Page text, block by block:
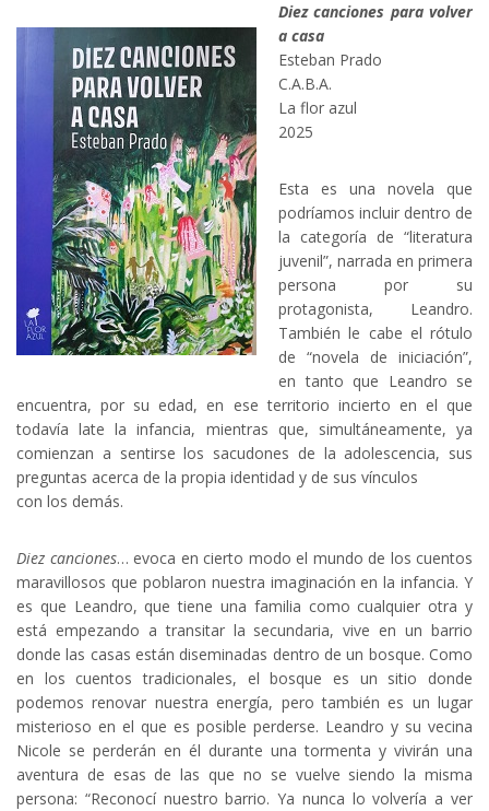
Diez canciones para volver
a casa
Esteban Prado
C.A.B.A.
La flor azul
2025
Esta es una novela que
podríamos incluir dentro de
la categoría de “literatura
juvenil”, narrada en primera
persona por su
protagonista, Leandro.
También le cabe el rótulo
de “novela de iniciación”,
en tanto que Leandro se
encuentra, por su edad, en ese territorio incierto en el que
todavía late la infancia, mientras que, simultáneamente, ya
comienzan a sentirse los sacudones de la adolescencia, sus
preguntas acerca de la propia identidad y de sus vínculos
con los demás.
Diez canciones… evoca en cierto modo el mundo de los cuentos
maravillosos que poblaron nuestra imaginación en la infancia. Y
es que Leandro, que tiene una familia como cualquier otra y
está empezando a transitar la secundaria, vive en un barrio
donde las casas están diseminadas dentro de un bosque. Como
en los cuentos tradicionales, el bosque es un sitio donde
podemos renovar nuestra energía, pero también es un lugar
misterioso en el que es posible perderse. Leandro y su vecina
Nicole se perderán en él durante una tormenta y vivirán una
aventura de esas de las que no se vuelve siendo la misma
persona: “Reconocí nuestro barrio. Ya nunca lo volvería a ver